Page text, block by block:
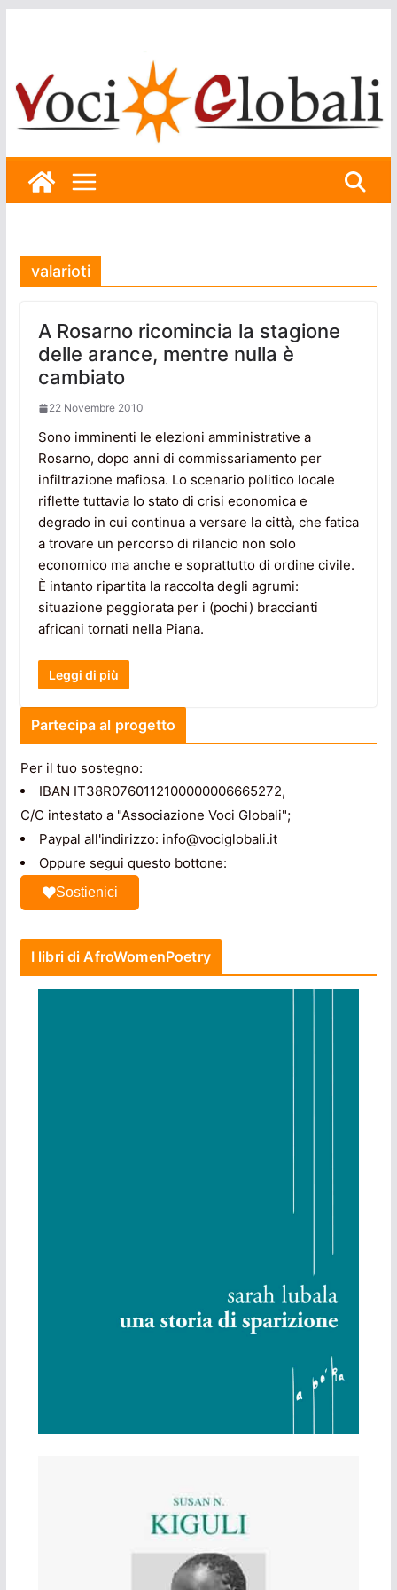
valarioti
A Rosarno ricomincia la stagione
delle arance, mentre nulla è
cambiato
22 Novembre 2010
Sono imminenti le elezioni amministrative a
Rosarno, dopo anni di commissariamento per
infiltrazione mafiosa. Lo scenario politico locale
riflette tuttavia lo stato di crisi economica e
degrado in cui continua a versare la città, che fatica
a trovare un percorso di rilancio non solo
economico ma anche e soprattutto di ordine civile.
È intanto ripartita la raccolta degli agrumi:
situazione peggiorata per i (pochi) braccianti
africani tornati nella Piana.
Leggi di più
Partecipa al progetto
Per il tuo sostegno:
IBAN IT38R0760112100000006665272,
C/C intestato a "Associazione Voci Globali";
Paypal all'indirizzo: info@vociglobali.it
Oppure segui questo bottone:
Sostienici
I libri di AfroWomenPoetry